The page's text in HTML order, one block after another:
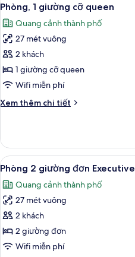
1
giường
cỡ
queen
tất
cả
ảnh
Phòng,
1
giường
queen
9
Phòng, 1 giường cỡ queen
Quang cảnh thành phố
27 mét vuông
2 khách
1 giường cỡ queen
Wifi miễn phí
Xem thêm chi tiết
Chi
Phòng,
giường
queen
Xem
tất
cả
ảnh
Phòng
2
giường
8
Phòng 2 giường đơn Executive
Quang cảnh thành phố
27 mét vuông
2 khách
2 giường đơn
Wifi miễn phí